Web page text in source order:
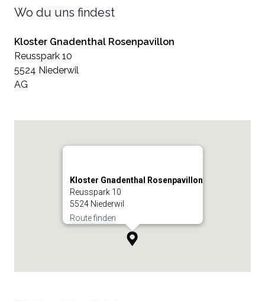
Wo du uns findest
Kloster Gnadenthal Rosenpavillon
Reusspark 10
5524 Niederwil
AG
Kloster Gnadenthal Rosenpavillon
Reusspark 10
5524 Niederwil
Route finden